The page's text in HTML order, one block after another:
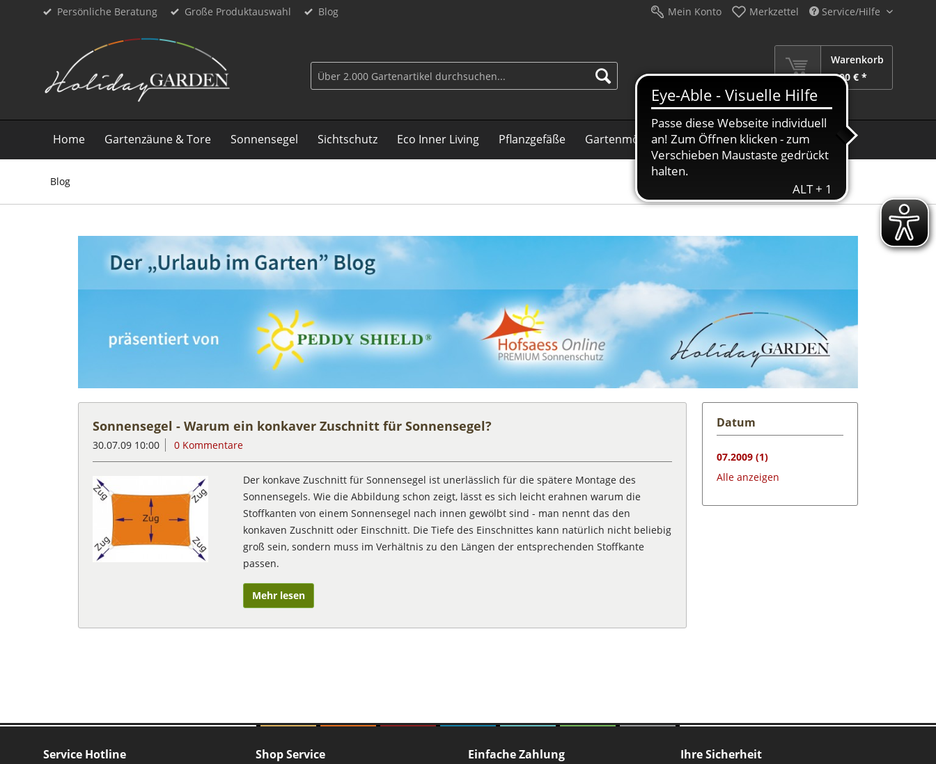
Persönliche Beratung Große Produktauswahl Blog Mein Konto Merkzettel Service/Hilfe
Warenkorb
0,00 € *
Home Gartenzäune & Tore Sonnensegel Sichtschutz Eco Inner Living Pflanzgefäße Gartenmöbel Schirme Dekoration Sale %
Blog
Datum
07.2009 (1)
Alle anzeigen
Sonnensegel - Warum ein konkaver Zuschnitt für Sonnensegel?
30.07.09 10:00 0 Kommentare
Der konkave Zuschnitt für Sonnensegel ist unerlässlich für die spätere Montage des
Sonnensegels. Wie die Abbildung schon zeigt, lässt es sich leicht erahnen warum die
Stoffkanten von einem Sonnensegel nach innen gewölbt sind - man nennt das den
konkaven Zuschnitt oder Einschnitt. Die Tiefe des Einschnittes kann natürlich nicht beliebig
groß sein, sondern muss im Verhältnis zu den Längen der entsprechenden Stoffkante
passen.
Mehr lesen
Service Hotline Shop Service Einfache Zahlung Ihre Sicherheit